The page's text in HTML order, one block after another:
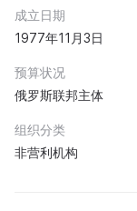
成立日期
1977年11月3日
预算状况
俄罗斯联邦主体
组织分类
非营利机构